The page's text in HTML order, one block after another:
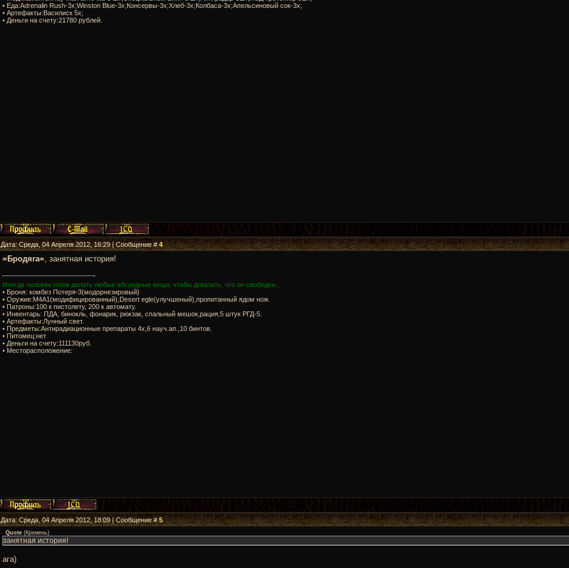
• Еда:Adrenalin Rush-3x;Winston Blue-3x;Консервы-3x;Хлеб-3x;Колбаса-3х;Апельсиновый сок-3x;
• Артефакты:Василиск 5х;
• Деньги на счету:21780 рублей.
Дата: Среда, 04 Апреля 2012, 16:29 | Сообщение #4
=Бродяга=, занятная история!
Иногда человек готов делать любые абсурдные вещи, чтобы доказать, что он свободен...
• Броня: комбез Потеря-3(модорнезировый)
• Оружие:М4А1(модифицированный),Desert egle(улучшеный),пропитанный ядом нож.
• Патроны:100 к пистолету, 200 к автомату.
• Инвентарь: ПДА, бинокль, фонарик, рюкзак, спальный мешок,рация,5 штук РГД-5.
• Артефакты:Лунный свет.
• Предметы:Антирадиационные препараты 4х,6 науч.ап.,10 бинтов.
• Питомец:нет
• Деньги на счету:111130руб.
• Месторасположение:
Дата: Среда, 04 Апреля 2012, 18:09 | Сообщение #5
Quote (Кремень)
занятная история!
ага)